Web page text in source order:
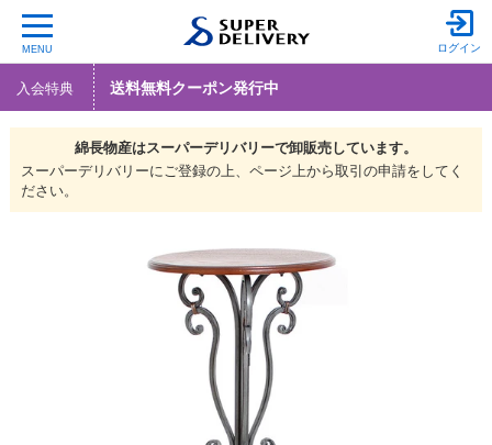
MENU ログイン
入会特典 送料無料クーポン発行中
綿長物産はスーパーデリバリーで卸販売しています。
スーパーデリバリーにご登録の上、ページ上から取引の申請をしてく
ださい。